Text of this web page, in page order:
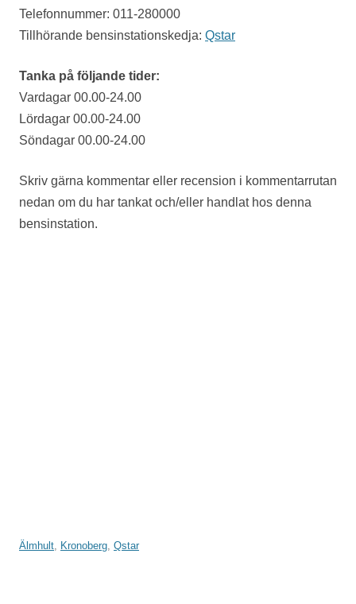
Telefonnummer: 011-280000
Tillhörande bensinstationskedja: Qstar
Tanka på följande tider:
Vardagar 00.00-24.00
Lördagar 00.00-24.00
Söndagar 00.00-24.00
Skriv gärna kommentar eller recension i kommentarrutan
nedan om du har tankat och/eller handlat hos denna
bensinstation.
Älmhult, Kronoberg, Qstar